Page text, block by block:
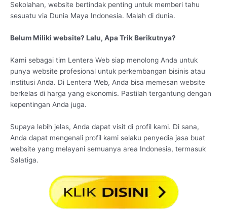
Sekolahan, website bertindak penting untuk memberi tahu
sesuatu via Dunia Maya Indonesia. Malah di dunia.
Belum Miliki website? Lalu, Apa Trik Berikutnya?
Kami sebagai tim Lentera Web siap menolong Anda untuk
punya website profesional untuk perkembangan bisinis atau
institusi Anda. Di Lentera Web, Anda bisa memesan website
berkelas di harga yang ekonomis. Pastilah tergantung dengan
kepentingan Anda juga.
Supaya lebih jelas, Anda dapat visit di profil kami. Di sana,
Anda dapat mengenali profil kami selaku penyedia jasa buat
website yang melayani semuanya area Indonesia, termasuk
Salatiga.